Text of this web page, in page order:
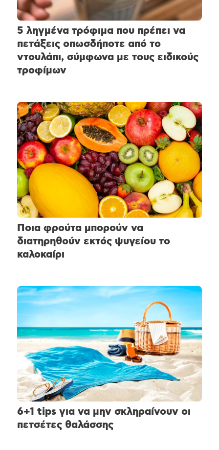
5 ληγμένα τρόφιμα που πρέπει να
πετάξεις οπωσδήποτε από το
ντουλάπι, σύμφωνα με τους ειδικούς
τροφίμων
Ποια φρούτα μπορούν να
διατηρηθούν εκτός ψυγείου το
καλοκαίρι
6+1 tips για να μην σκληραίνουν οι
πετσέτες θαλάσσης